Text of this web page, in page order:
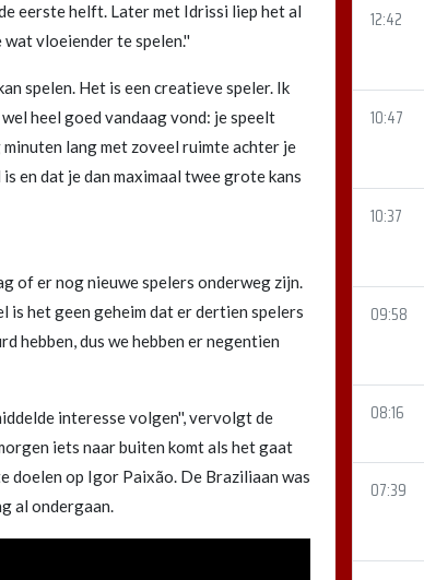
eerste helft. Later met Idrissi liep het al
vloeiender te spelen.''
spelen. Het is een creatieve speler. Ik
heel goed vandaag vond: je speelt
lang met zoveel ruimte achter je
en dat je dan maximaal twee grote kans
of er nog nieuwe spelers onderweg zijn.
het geen geheim dat er dertien spelers
hebben, dus we hebben er negentien
interesse volgen'', vervolgt de
iets naar buiten komt als het gaat
doelen op Igor Paixão. De Braziliaan was
al ondergaan.
12:42
10:47
10:37
09:58
08:16
07:39